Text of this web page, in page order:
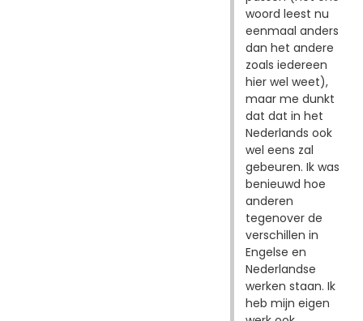
woord leest nu
eenmaal anders
dan het andere
zoals iedereen
hier wel weet),
maar me dunkt
dat dat in het
Nederlands ook
wel eens zal
gebeuren. Ik was
benieuwd hoe
anderen
tegenover de
verschillen in
Engelse en
Nederlandse
werken staan. Ik
heb mijn eigen